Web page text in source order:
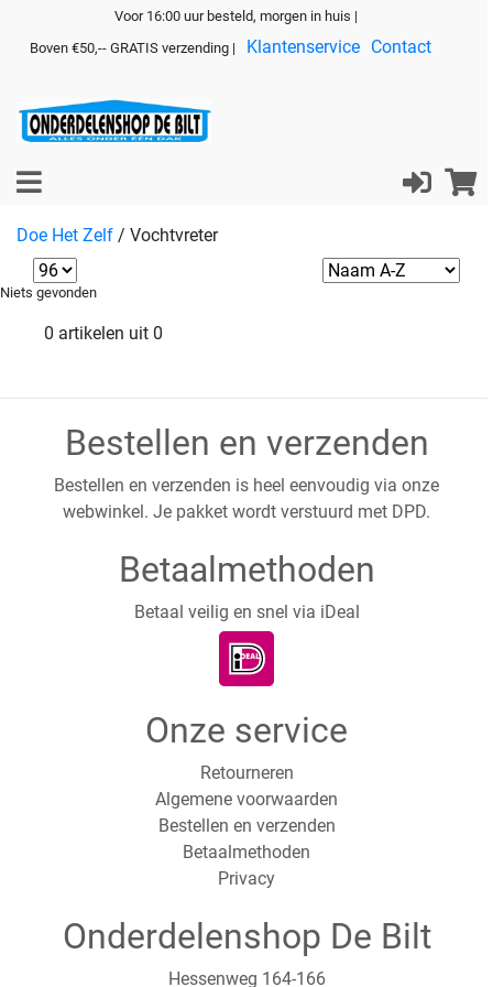
Voor 16:00 uur besteld, morgen in huis |
Boven €50,-- GRATIS verzending |
Klantenservice Contact
Doe Het Zelf / Vochtvreter
Niets gevonden
0 artikelen uit 0
Bestellen en verzenden
Bestellen en verzenden is heel eenvoudig via onze
webwinkel. Je pakket wordt verstuurd met DPD.
Betaalmethoden
Betaal veilig en snel via iDeal
Onze service
Retourneren
Algemene voorwaarden
Bestellen en verzenden
Betaalmethoden
Privacy
Onderdelenshop De Bilt
Hessenweg 164-166